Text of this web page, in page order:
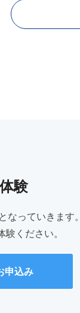
験
っていきます。
ください。
申込み